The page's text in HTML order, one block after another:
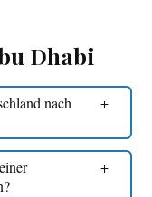
Dhabi
nach